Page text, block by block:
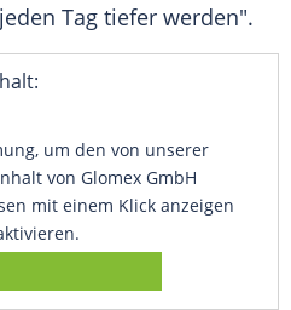
Tag tiefer werden".
um den von unserer
von Glomex GmbH
mit einem Klick anzeigen